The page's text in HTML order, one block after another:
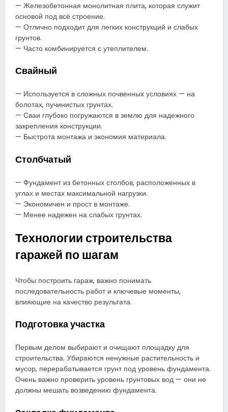
— Железобетонная монолитная плита, которая служит
основой под всё строение.
— Отлично подходит для легких конструкций и слабых
грунтов.
— Часто комбинируется с утеплителем.
Свайный
— Используется в сложных почвенных условиях — на
болотах, пучинистых грунтах.
— Сваи глубоко погружаются в землю для надежного
закрепления конструкции.
— Быстрота монтажа и экономия материала.
Столбчатый
— Фундамент из бетонных столбов, расположенных в
углах и местах максимальной нагрузки.
— Экономичен и прост в монтаже.
— Менее надежен на слабых грунтах.
Технологии строительства
гаражей по шагам
Чтобы построить гараж, важно понимать
последовательность работ и ключевые моменты,
влияющие на качество результата.
Подготовка участка
Первым делом выбирают и очищают площадку для
строительства. Убираются ненужные растительность и
мусор, перерабатывается грунт под уровень фундамента.
Очень важно проверить уровень грунтовых вод — они не
должны мешать возведению фундамента.